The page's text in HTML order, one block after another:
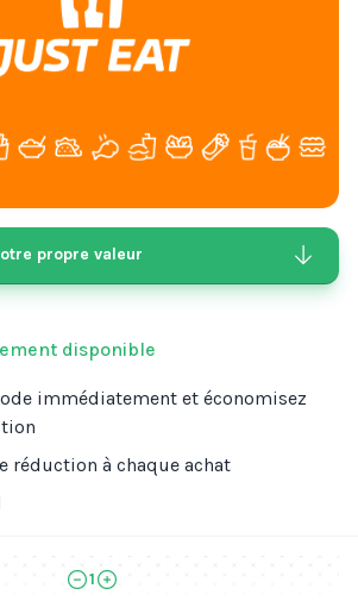
propre valeur
disponible
immédiatement et économisez
réduction à chaque achat
1